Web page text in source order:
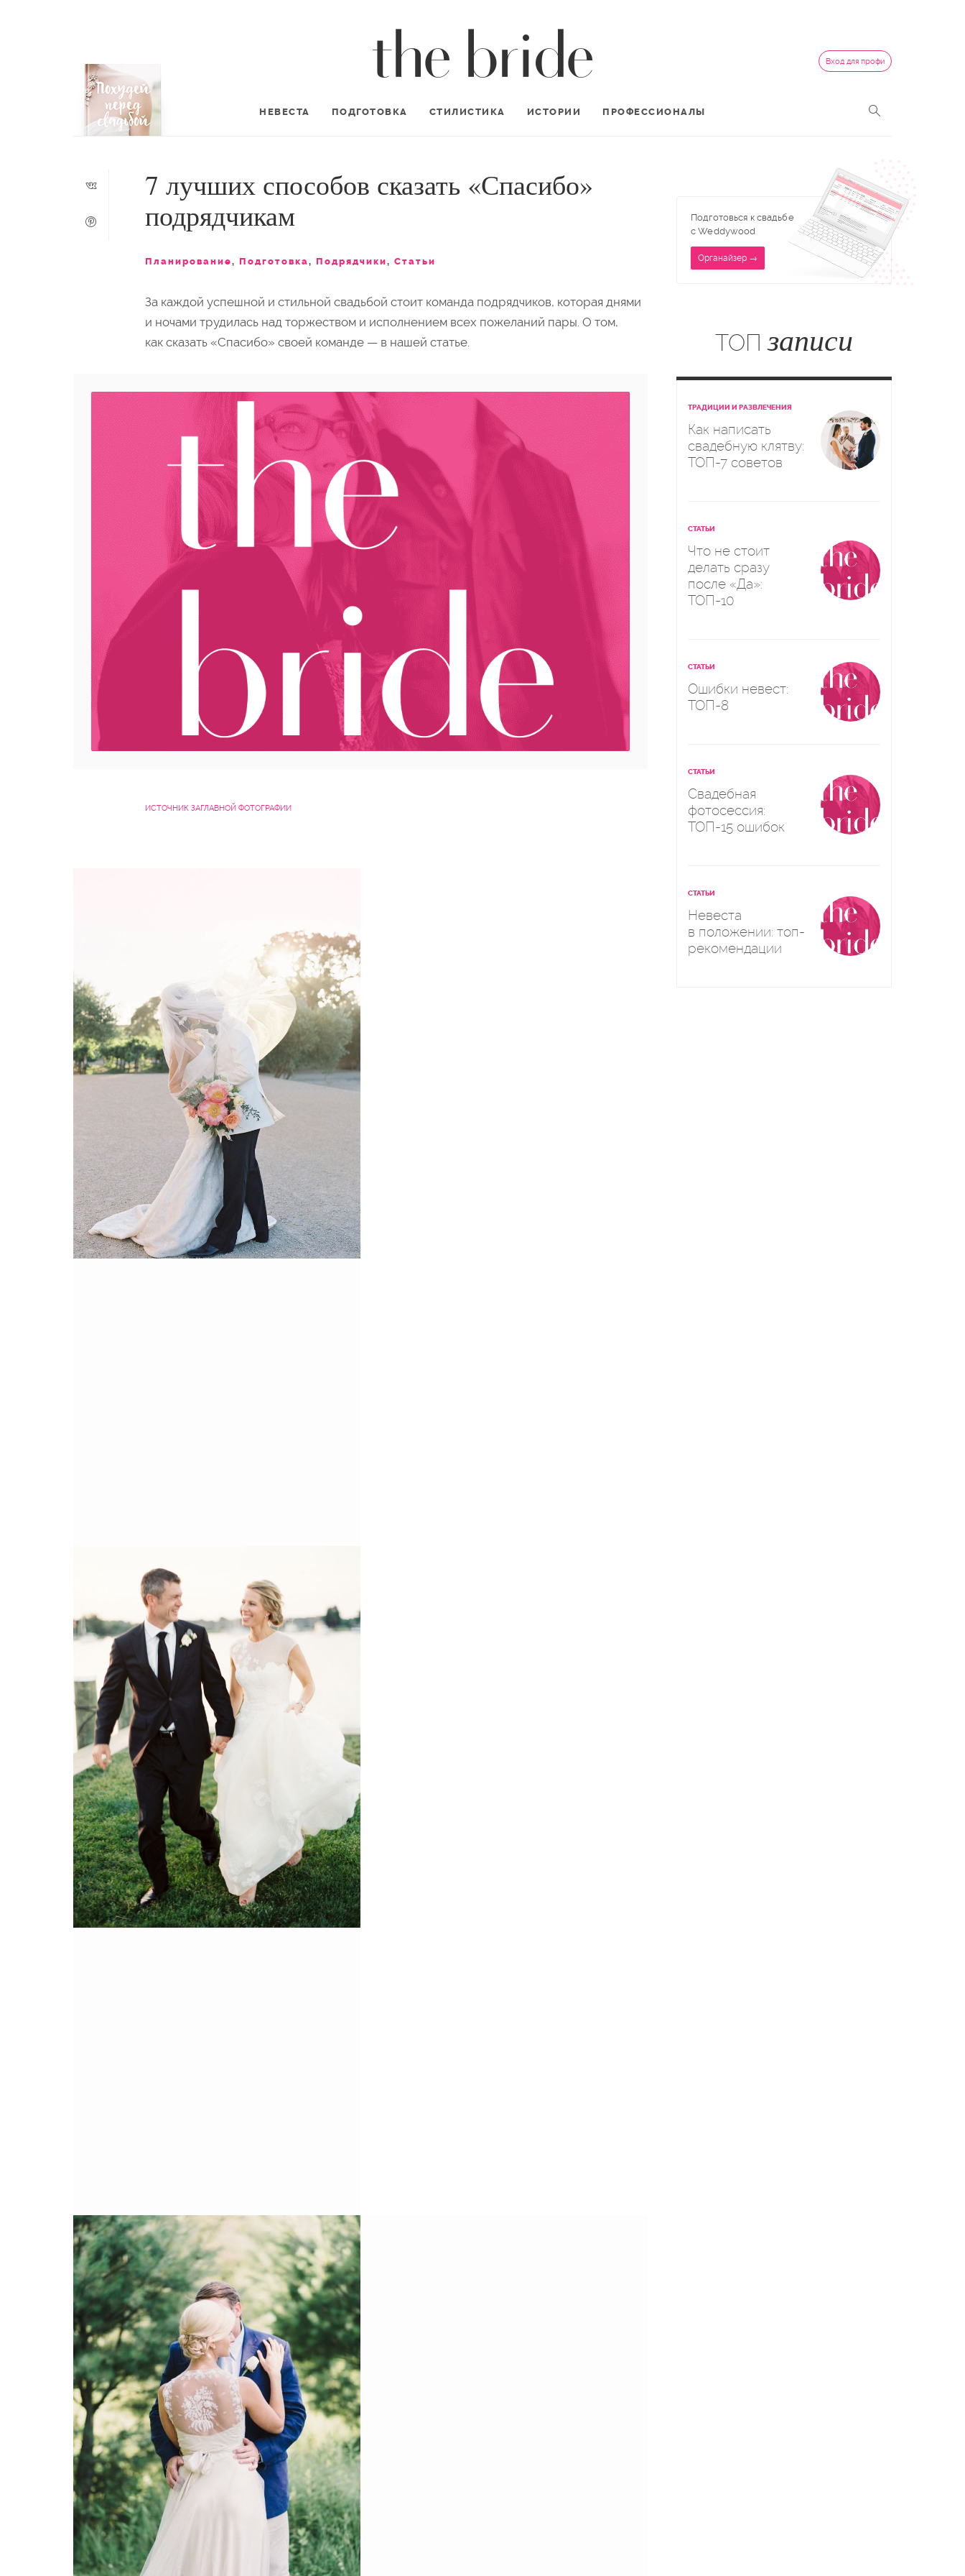
Вход для профи
НЕВЕСТА ПОДГОТОВКА СТИЛИСТИКА ИСТОРИИ ПРОФЕССИОНАЛЫ
7 лучших способов сказать «Спасибо»
подрядчикам
Планирование, Подготовка, Подрядчики, Статьи
За каждой успешной и стильной свадьбой стоит команда подрядчиков, которая днями
и ночами трудилась над торжеством и исполнением всех пожеланий пары. О том,
как сказать «Спасибо» своей команде — в нашей статье.
ИСТОЧНИК ЗАГЛАВНОЙ ФОТОГРАФИИ
Подготовься к свадьбе
с Weddywood
Органайзер →
ТОП записи
ТРАДИЦИИ И РАЗВЛЕЧЕНИЯ
Как написать
свадебную клятву:
ТОП-7 советов
СТАТЬИ
Что не стоит
делать сразу
после «Да»:
ТОП-10
СТАТЬИ
Ошибки невест:
ТОП-8
СТАТЬИ
Свадебная
фотосессия:
ТОП-15 ошибок
СТАТЬИ
Невеста
в положении: топ-
рекомендации